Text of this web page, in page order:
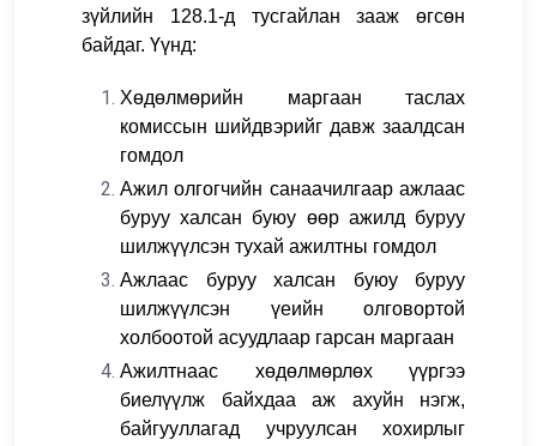
зүйлийн 128.1-д тусгайлан зааж өгсөн
байдаг. Үүнд:
Хөдөлмөрийн маргаан таслах
комиссын шийдвэрийг давж заалдсан
гомдол
Ажил олгогчийн санаачилгаар ажлаас
буруу халсан буюу өөр ажилд буруу
шилжүүлсэн тухай ажилтны гомдол
Ажлаас буруу халсан буюу буруу
шилжүүлсэн үеийн олговортой
холбоотой асуудлаар гарсан маргаан
Ажилтнаас хөдөлмөрлөх үүргээ
биелүүлж байхдаа аж ахуйн нэгж,
байгууллагад учруулсан хохирлыг